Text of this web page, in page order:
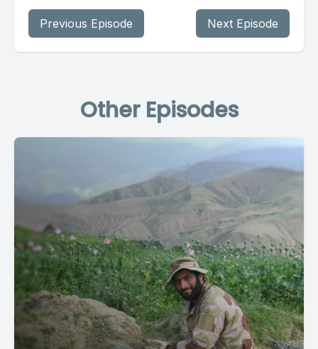
Previous Episode Next Episode
Other Episodes